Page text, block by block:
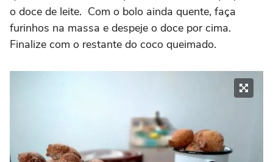
o doce de leite. Com o bolo ainda quente, faça
furinhos na massa e despeje o doce por cima.
Finalize com o restante do coco queimado.